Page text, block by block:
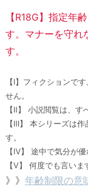
【R18G】指定年
す。マナーを守れ
す。
【Ⅰ】フィクションで
せん。
【Ⅱ】 小説閲覧は、す
【Ⅲ】 本シリーズは
す。
【Ⅳ】 途中で気分が
【Ⅴ】 何度でも言いま
》》 年齢制限の意